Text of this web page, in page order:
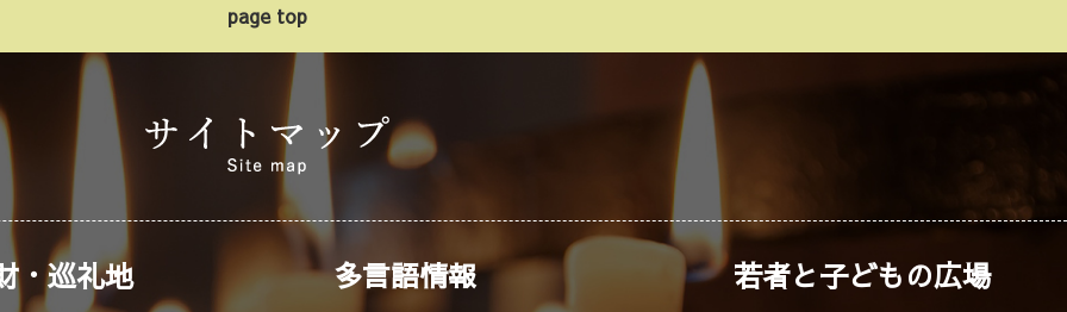
page top
・巡礼地
多言語情報 若者と子どもの広場